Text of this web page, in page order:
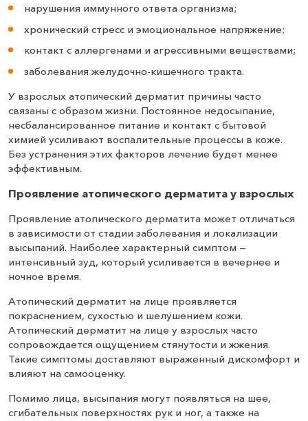
нарушения иммунного ответа организма;
хронический стресс и эмоциональное напряжение;
контакт с аллергенами и агрессивными веществами;
заболевания желудочно-кишечного тракта.
У взрослых атопический дерматит причины часто
связаны с образом жизни. Постоянное недосыпание,
несбалансированное питание и контакт с бытовой
химией усиливают воспалительные процессы в коже.
Без устранения этих факторов лечение будет менее
эффективным.
Проявление атопического дерматита у взрослых
Проявление атопического дерматита может отличаться
в зависимости от стадии заболевания и локализации
высыпаний. Наиболее характерный симптом —
интенсивный зуд, который усиливается в вечернее и
ночное время.
Атопический дерматит на лице проявляется
покраснением, сухостью и шелушением кожи.
Атопический дерматит на лице у взрослых часто
сопровождается ощущением стянутости и жжения.
Такие симптомы доставляют выраженный дискомфорт и
влияют на самооценку.
Помимо лица, высыпания могут появляться на шее,
сгибательных поверхностях рук и ног, а также на